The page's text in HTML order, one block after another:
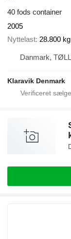
40 fods container
2005
Nyttelast 28.800 kg
Danmark,
Klaravik Denmark